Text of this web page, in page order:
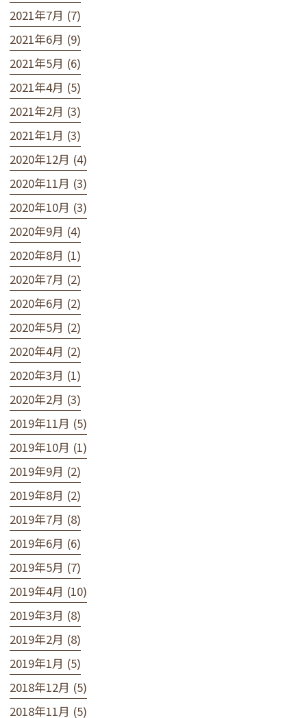
2021年7月 (7)
2021年6月 (9)
2021年5月 (6)
2021年4月 (5)
2021年2月 (3)
2021年1月 (3)
2020年12月 (4)
2020年11月 (3)
2020年10月 (3)
2020年9月 (4)
2020年8月 (1)
2020年7月 (2)
2020年6月 (2)
2020年5月 (2)
2020年4月 (2)
2020年3月 (1)
2020年2月 (3)
2019年11月 (5)
2019年10月 (1)
2019年9月 (2)
2019年8月 (2)
2019年7月 (8)
2019年6月 (6)
2019年5月 (7)
2019年4月 (10)
2019年3月 (8)
2019年2月 (8)
2019年1月 (5)
2018年12月 (5)
2018年11月 (5)